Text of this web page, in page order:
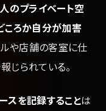
のプライベート空
ころか自分が加害
ルや店舗の客室に仕
じられている。
スを記録することは